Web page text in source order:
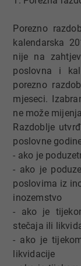
Porezno
kalendarska
nije na
poslovna i
porezno
mjeseci.
ne može
Razdoblje
poslovne
- ako je
- ako je
poslovima iz
inozemstvo
- ako je
stečaja ili
- ako je
likvidacije